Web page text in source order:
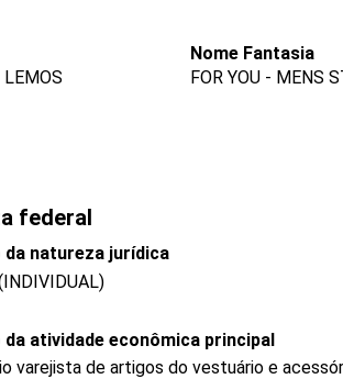
LEMOS
Nome Fantasia
FOR YOU - MENS
federal
natureza jurídica
atividade econômica principal
varejista de artigos do vestuário e